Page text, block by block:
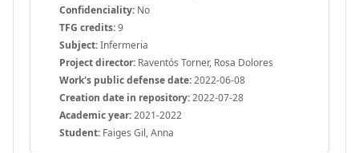
Confidenciality: No
TFG credits:9
Subject:Infermeria
Project director: Raventós Torner, Rosa Dolores
Work's public defense date:2022-06-08
Creation date in repository:2022-07-28
Academic year:2021-2022
Student: Faiges Gil, Anna